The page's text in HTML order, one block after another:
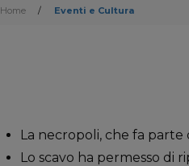
Home / Eventi e Cultura
La necropoli, che fa parte
Lo scavo ha permesso di